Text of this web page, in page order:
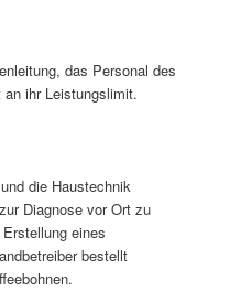
das Personal des
an ihr Leistungslimit.
die Haustechnik
Diagnose vor Ort zu
eines
bestellt